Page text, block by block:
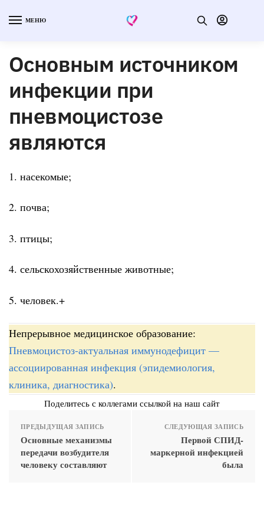
МЕНЮ
Основным источником
инфекции при
пневмоцистозе
являются
1. насекомые;
2. почва;
3. птицы;
4. сельскохозяйственные животные;
5. человек.+
Непрерывное медицинское образование:
Пневмоцистоз-актуальная иммунодефицит —
ассоциированная инфекция (эпидемиология,
клиника, диагностика).
Поделитесь с коллегами ссылкой на наш сайт
ПРЕДЫДУЩАЯ ЗАПИСЬ
Основные механизмы
передачи возбудителя
человеку составляют
СЛЕДУЮЩАЯ ЗАПИСЬ
Первой СПИД-
маркерной инфекцией
была